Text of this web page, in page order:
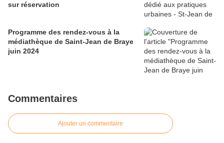
sur réservation
Programme des rendez-vous à la
médiathèque de Saint-Jean de Braye
juin 2024
Commentaires
Ajouter un commentaire